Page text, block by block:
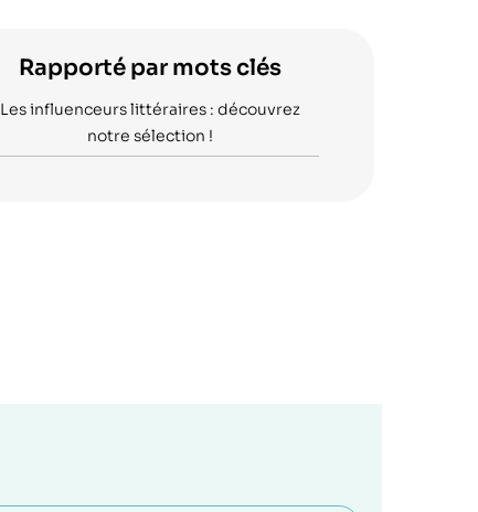
Rapporté par mots clés
Les influenceurs littéraires : découvrez
notre sélection !